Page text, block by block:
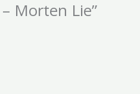
Morten Lie”